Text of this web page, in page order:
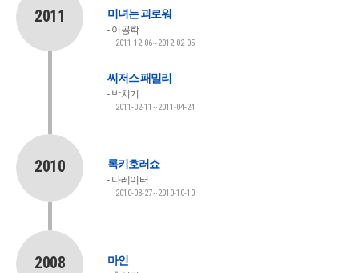
2011 미녀는 괴로워
이공학
2011-12-06~2012-02-05
씨저스 패밀리
박치기
2011-02-11~2011-04-24
2010 록키호러쇼
나레이터
2010-08-27~2010-10-10
2008 마인